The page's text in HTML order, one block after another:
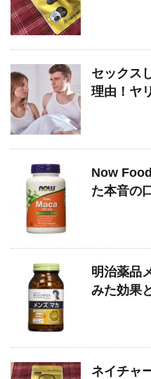
セックス
理由！ヤ
Now
た本音の
明治薬品
みた効果
ネイチャ